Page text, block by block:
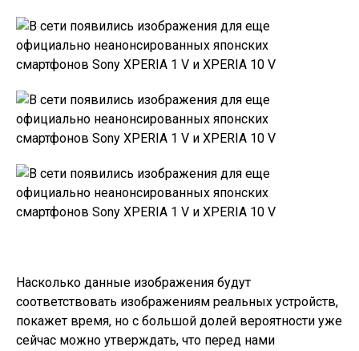
Насколько данные изображения будут
соответствовать изображениям реальных устройств,
покажет время, но с большой долей вероятности уже
сейчас можно утверждать, что перед нами